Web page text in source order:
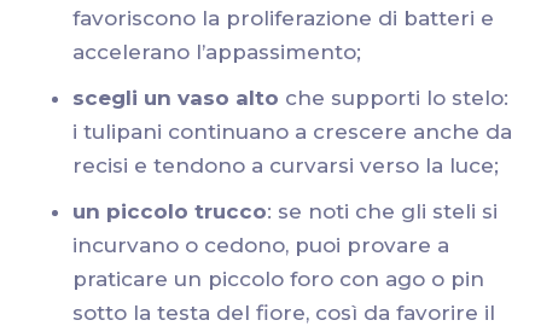
favoriscono la proliferazione di batteri e
accelerano l’appassimento;
scegli un vaso alto che supporti lo stelo:
i tulipani continuano a crescere anche da
recisi e tendono a curvarsi verso la luce;
un piccolo trucco: se noti che gli steli si
incurvano o cedono, puoi provare a
praticare un piccolo foro con ago o pin
sotto la testa del fiore, così da favorire il